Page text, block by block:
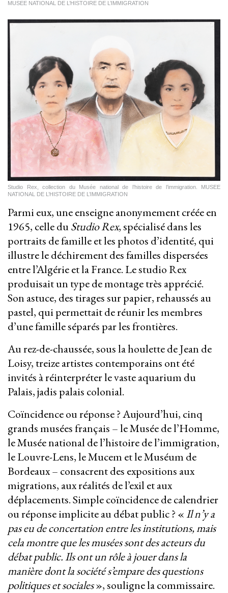
MUSEE NATIONAL DE L’HISTOIRE DE L’IMMIGRATION
Studio Rex, collection du Musée national de l’histoire de l’immigration. MUSEE
NATIONAL DE L’HISTOIRE DE L’IMMIGRATION
Parmi eux, une enseigne anonymement créée en
1965, celle duStudio Rex, spécialisé dans les
portraits de famille et les photos d’identité, qui
illustre le déchirement des familles dispersées
entre l’Algérie et la France. Le studio Rex
produisait un type de montage très apprécié.
Son astuce, des tirages sur papier, rehaussés au
pastel, qui permettait de réunir les membres
d’une famille séparés par les frontières.
Au rez-de-chaussée, sous la houlette de Jean de
Loisy, treize artistes contemporains ont été
invités à réinterpréter le vaste aquarium du
Palais, jadis palais colonial.
Coïncidence ou réponse ? Aujourd’hui, cinq
grands musées français – le Musée de l’Homme,
le Musée national de l’histoire de l’immigration,
le Louvre-Lens, le Mucem et le Muséum de
Bordeaux – consacrent des expositions aux
migrations, aux réalités de l’exil et aux
déplacements. Simple coïncidence de calendrier
ou réponse implicite au débat public ? «Il n’y a
pas eu de concertation entre les institutions, mais
cela montre que les musées sont des acteurs du
débat public. Ils ont un rôle à jouer dans la
manière dont la société s’empare des questions
politiques et sociales», souligne la commissaire.